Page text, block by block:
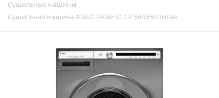
Сушильные машины —
Сушильная машина ASKO T408HD.T.P 584950 титан